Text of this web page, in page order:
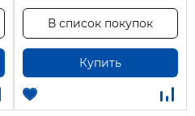
Купить
В список покупок